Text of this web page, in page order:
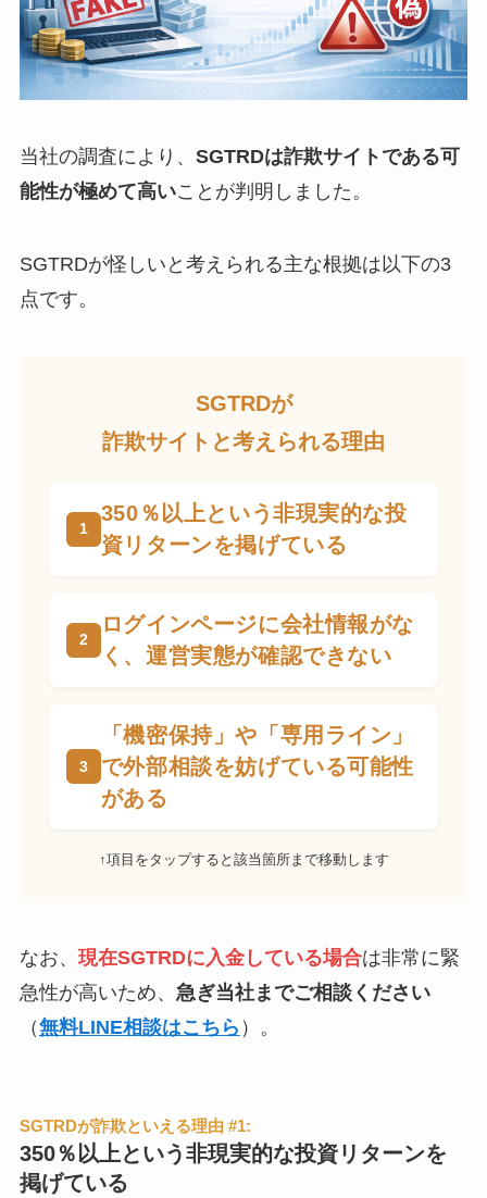
当社の調査により、 SGTRDは詐欺サイトである可
能性が極めて高いことが判明しました。
SGTRDが怪しいと考えられる主な根拠は以下の3
点です。
SGTRDが
詐欺サイトと考えられる理由
350％以上という非現実的な投
資リターンを掲げている
ログインページに会社情報がな
く、運営実態が確認できない
「機密保持」や「専用ライン」
で外部相談を妨げている可能性
がある
↑項目をタップすると該当箇所まで移動します
なお、 現在SGTRDに入金している場合は非常に緊
急性が高いため、 急ぎ当社までご相談ください
（無料LINE相談はこちら ）。
SGTRDが詐欺といえる理由 #1:
350％以上という非現実的な投資リターンを
掲げている